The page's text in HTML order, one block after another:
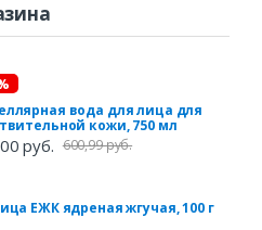
вода для лица для
кожи, 750 мл
руб. 600,99 руб.
ЕЖК ядреная жгучая, 100 г